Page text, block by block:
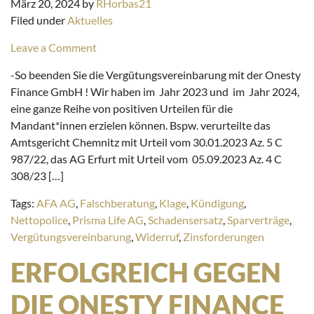
März 20, 2024 by RHorbas21
Filed under Aktuelles
Leave a Comment
-So beenden Sie die Vergütungsvereinbarung mit der Onesty
Finance GmbH ! Wir haben im Jahr 2023 und im Jahr 2024,
eine ganze Reihe von positiven Urteilen für die
Mandant*innen erzielen können. Bspw. verurteilte das
Amtsgericht Chemnitz mit Urteil vom 30.01.2023 Az. 5 C
987/22, das AG Erfurt mit Urteil vom 05.09.2023 Az. 4 C
308/23 […]
Tags: AFA AG Falschberatung Klage Kündigung
Nettopolice Prisma Life AG Schadensersatz Sparverträge
Vergütungsvereinbarung Widerruf, Zinsforderungen
ERFOLGREICH GEGEN
DIE ONESTY FINANCE